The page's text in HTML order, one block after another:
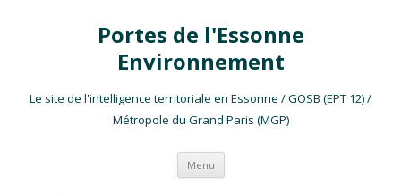
Portes de l'Essonne
Environnement
Le site de l'intelligence territoriale en Essonne / GOSB (EPT 12) /
Métropole du Grand Paris (MGP)
Menu Aller au contenu